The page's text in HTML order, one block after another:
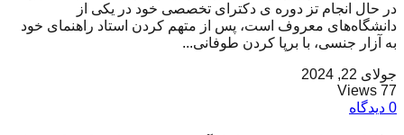
در حال انجام تز دوره ی دکترای تخصصی خود در یکی از
دانشگاه‌های معروف است، پس از متهم کردن استاد راهنمای خود
به آزار جنسی، با برپا کردن طوفانی...
جولای 22, 2024
77 Views
0 دیدگاه